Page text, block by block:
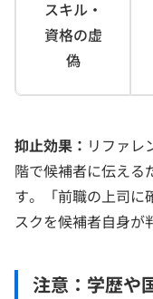
スキル・
資格の虚
偽
抑止効果： リファレ
階で候補者に伝える
す。「前職の上司に
スクを候補者自身が
注意：学歴や